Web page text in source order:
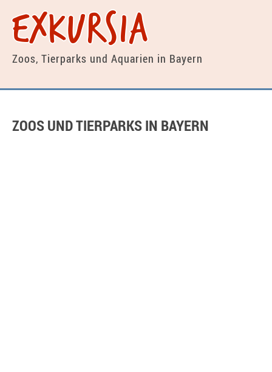
exkursia
Zoos, Tierparks und Aquarien in Bayern
ZOOS UND TIERPARKS IN BAYERN